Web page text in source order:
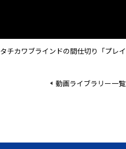
タチカワブラインドの間仕切り「プレイ
動画ライブラリー一覧